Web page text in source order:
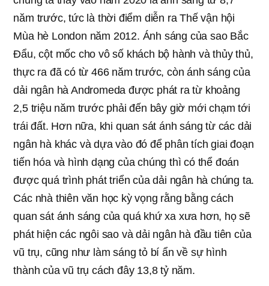
năm trước, tức là thời điểm diễn ra Thế vận hội
Mùa hè London năm 2012. Ánh sáng của sao Bắc
Đẩu, cột mốc cho vô số khách bộ hành và thủy thủ,
thực ra đã có từ 466 năm trước, còn ánh sáng của
dải ngân hà Andromeda được phát ra từ khoảng
2,5 triệu năm trước phải đến bây giờ mới chạm tới
trái đất. Hơn nữa, khi quan sát ánh sáng từ các dải
ngân hà khác và dựa vào đó để phân tích giai đoạn
tiến hóa và hình dạng của chúng thì có thể đoán
được quá trình phát triển của dải ngân hà chúng ta.
Các nhà thiên văn học kỳ vọng rằng bằng cách
quan sát ánh sáng của quá khứ xa xưa hơn, họ sẽ
phát hiện các ngôi sao và dải ngân hà đầu tiên của
vũ trụ, cũng như làm sáng tỏ bí ẩn về sự hình
thành của vũ trụ cách đây 13,8 tỷ năm.